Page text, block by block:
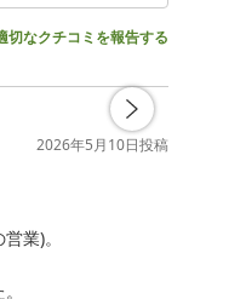
切なクチコミを報告する
2026年5月10日投稿
業)。